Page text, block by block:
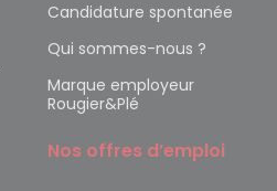
Candidature spontanée
Qui sommes-nous ?
Marque employeur
Rougier&Plé
Nos offres d’emploi